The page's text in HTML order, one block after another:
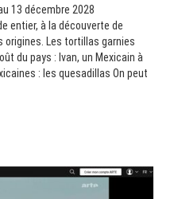
13 décembre 2028
entier, à la découverte de
Les tortillas garnies
du pays : Ivan, un Mexicain à
: les quesadillas On peut